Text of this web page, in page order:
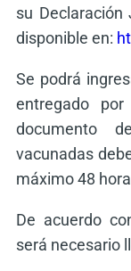
su
disponible en:
Se podrá
entregado
documento
vacunadas
máximo 48
De acuerdo
será necesario